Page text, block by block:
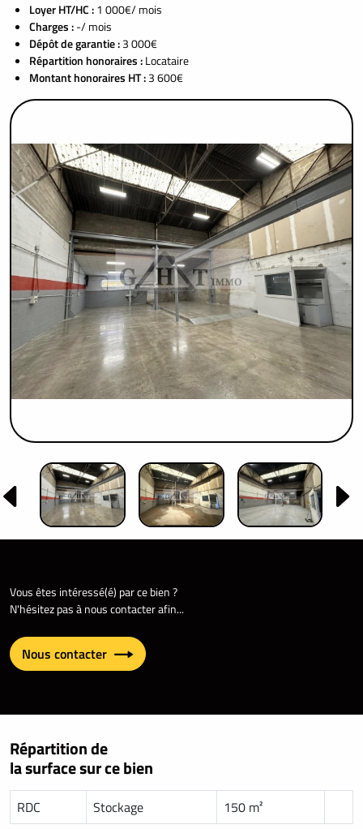
Loyer HT/HC :1 000€/ mois
Charges :-/ mois
Dépôt de garantie :3 000€
Répartition honoraires :Locataire
Montant honoraires HT :3 600€
Vous êtes intéressé(é) par ce bien ?
N'hésitez pas à nous contacter afin...
Nous contacter
Répartition de
la surface sur ce bien
RDC Stockage 150 m²